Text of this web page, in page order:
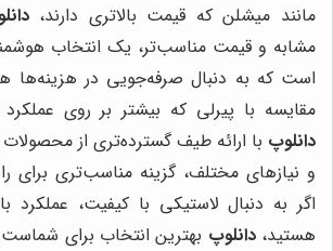
مانند میشلن که قیمت بالاتری دارند،
مشابه و قیمت مناسب‌تر، یک انتخاب
است که به دنبال صرفه‌جویی در هزینه‌ها
مقایسه با پیرلی که بیشتر بر روی عملکرد
دانلوپ با ارائه طیف گسترده‌تری از محصولات
و نیازهای مختلف، گزینه مناسب‌تری برای
اگر به دنبال لاستیکی با کیفیت، عملکرد
هستید،دانلوپ بهترین انتخاب برای